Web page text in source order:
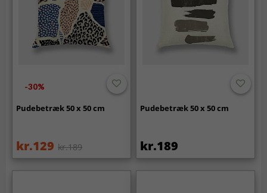
-30%
Pudebetræk 50 x 50 cm
kr.129 kr.189
Pudebetræk 50 x 50 cm
kr.189